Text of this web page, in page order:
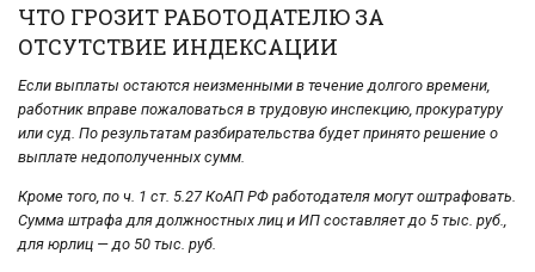
ЧТО ГРОЗИТ РАБОТОДАТЕЛЮ ЗА
ОТСУТСТВИЕ ИНДЕКСАЦИИ
Если выплаты остаются неизменными в течение долгого времени,
работник вправе пожаловаться в трудовую инспекцию, прокуратуру
или суд. По результатам разбирательства будет принято решение о
выплате недополученных сумм.
Кроме того, по ч. 1 ст. 5.27 КоАП РФ работодателя могут оштрафовать.
Сумма штрафа для должностных лиц и ИП составляет до 5 тыс. руб.,
для юрлиц — до 50 тыс. руб.